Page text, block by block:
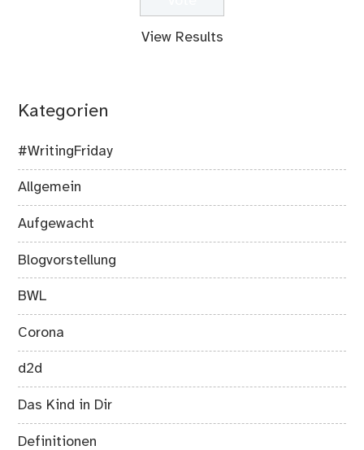
View Results
Kategorien
#WritingFriday
Allgemein
Aufgewacht
Blogvorstellung
BWL
Corona
d2d
Das Kind in Dir
Definitionen